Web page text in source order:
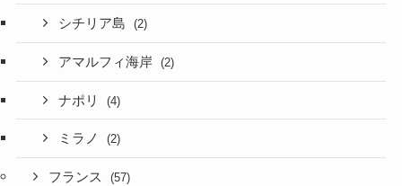
シチリア島 (2)
アマルフィ海岸 (2)
ナポリ (4)
ミラノ (2)
フランス (57)